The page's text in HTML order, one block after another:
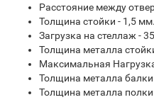
Расстояние между
Толщина стойки - 1,5 мм.
Загрузка на стеллаж -
Толщина металла
Максимальная
Толщина металла
Толщина металла